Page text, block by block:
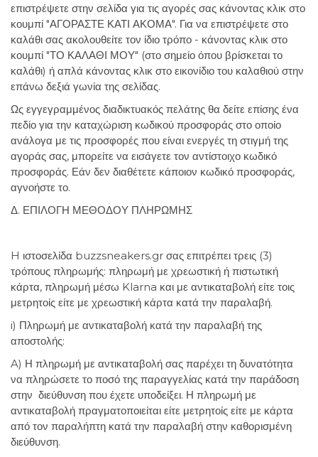
επιστρέψετε στην σελίδα για τις αγορές σας κάνοντας κλικ στο
κουμπί "ΑΓΟΡΑΣΤΕ ΚΑΤΙ ΑΚΟΜΑ". Για να επιστρέψετε στο
καλάθι σας ακολουθείτε τον ίδιο τρόπο - κάνοντας κλικ στο
κουμπί "ΤΟ ΚΑΛΑΘΙ ΜΟΥ" (στο σημείο όπου βρίσκεται το
καλάθι) ή απλά κάνοντας κλικ στο εικονίδιο του καλαθιού στην
επάνω δεξιά γωνία της σελίδας.
Ως εγγεγραμμένος διαδικτυακός πελάτης θα δείτε επίσης ένα
πεδίο για την καταχώριση κωδικού προσφοράς στο οποίο
ανάλογα με τις προσφορές που είναι ενεργές τη στιγμή της
αγοράς σας, μπορείτε να εισάγετε τον αντίστοιχο κωδικό
προσφοράς. Εάν δεν διαθέτετε κάποιον κωδικό προσφοράς,
αγνοήστε το.
Δ. ΕΠΙΛΟΓΗ ΜΕΘΟΔΟΥ ΠΛΗΡΩΜΗΣ
H ιστοσελίδα buzzsneakers.gr σας επιτρέπει τρεις (3)
τρόπους πληρωμής: πληρωμή με χρεωστική ή πιστωτική
κάρτα, πληρωμή μέσω Klarna και με αντικαταβολή είτε τοις
μετρητοίς είτε με χρεωστική κάρτα κατά την παραλαβή.
i) Πληρωμή με αντικαταβολή κατά την παραλαβή της
αποστολής:
A) Η πληρωμή με αντικαταβολή σας παρέχει τη δυνατότητα
να πληρώσετε το ποσό της παραγγελίας κατά την παράδοση
στην διεύθυνση που έχετε υποδείξει. Η πληρωμή με
αντικαταβολή πραγματοποιείται είτε μετρητοίς είτε με κάρτα
από τον παραλήπτη κατά την παραλαβή στην καθορισμένη
διεύθυνση.